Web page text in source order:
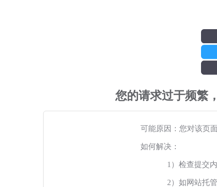
您的请求过于频繁
可能原因：您对该页
如何解决：
1）检查提交
2）如网站托